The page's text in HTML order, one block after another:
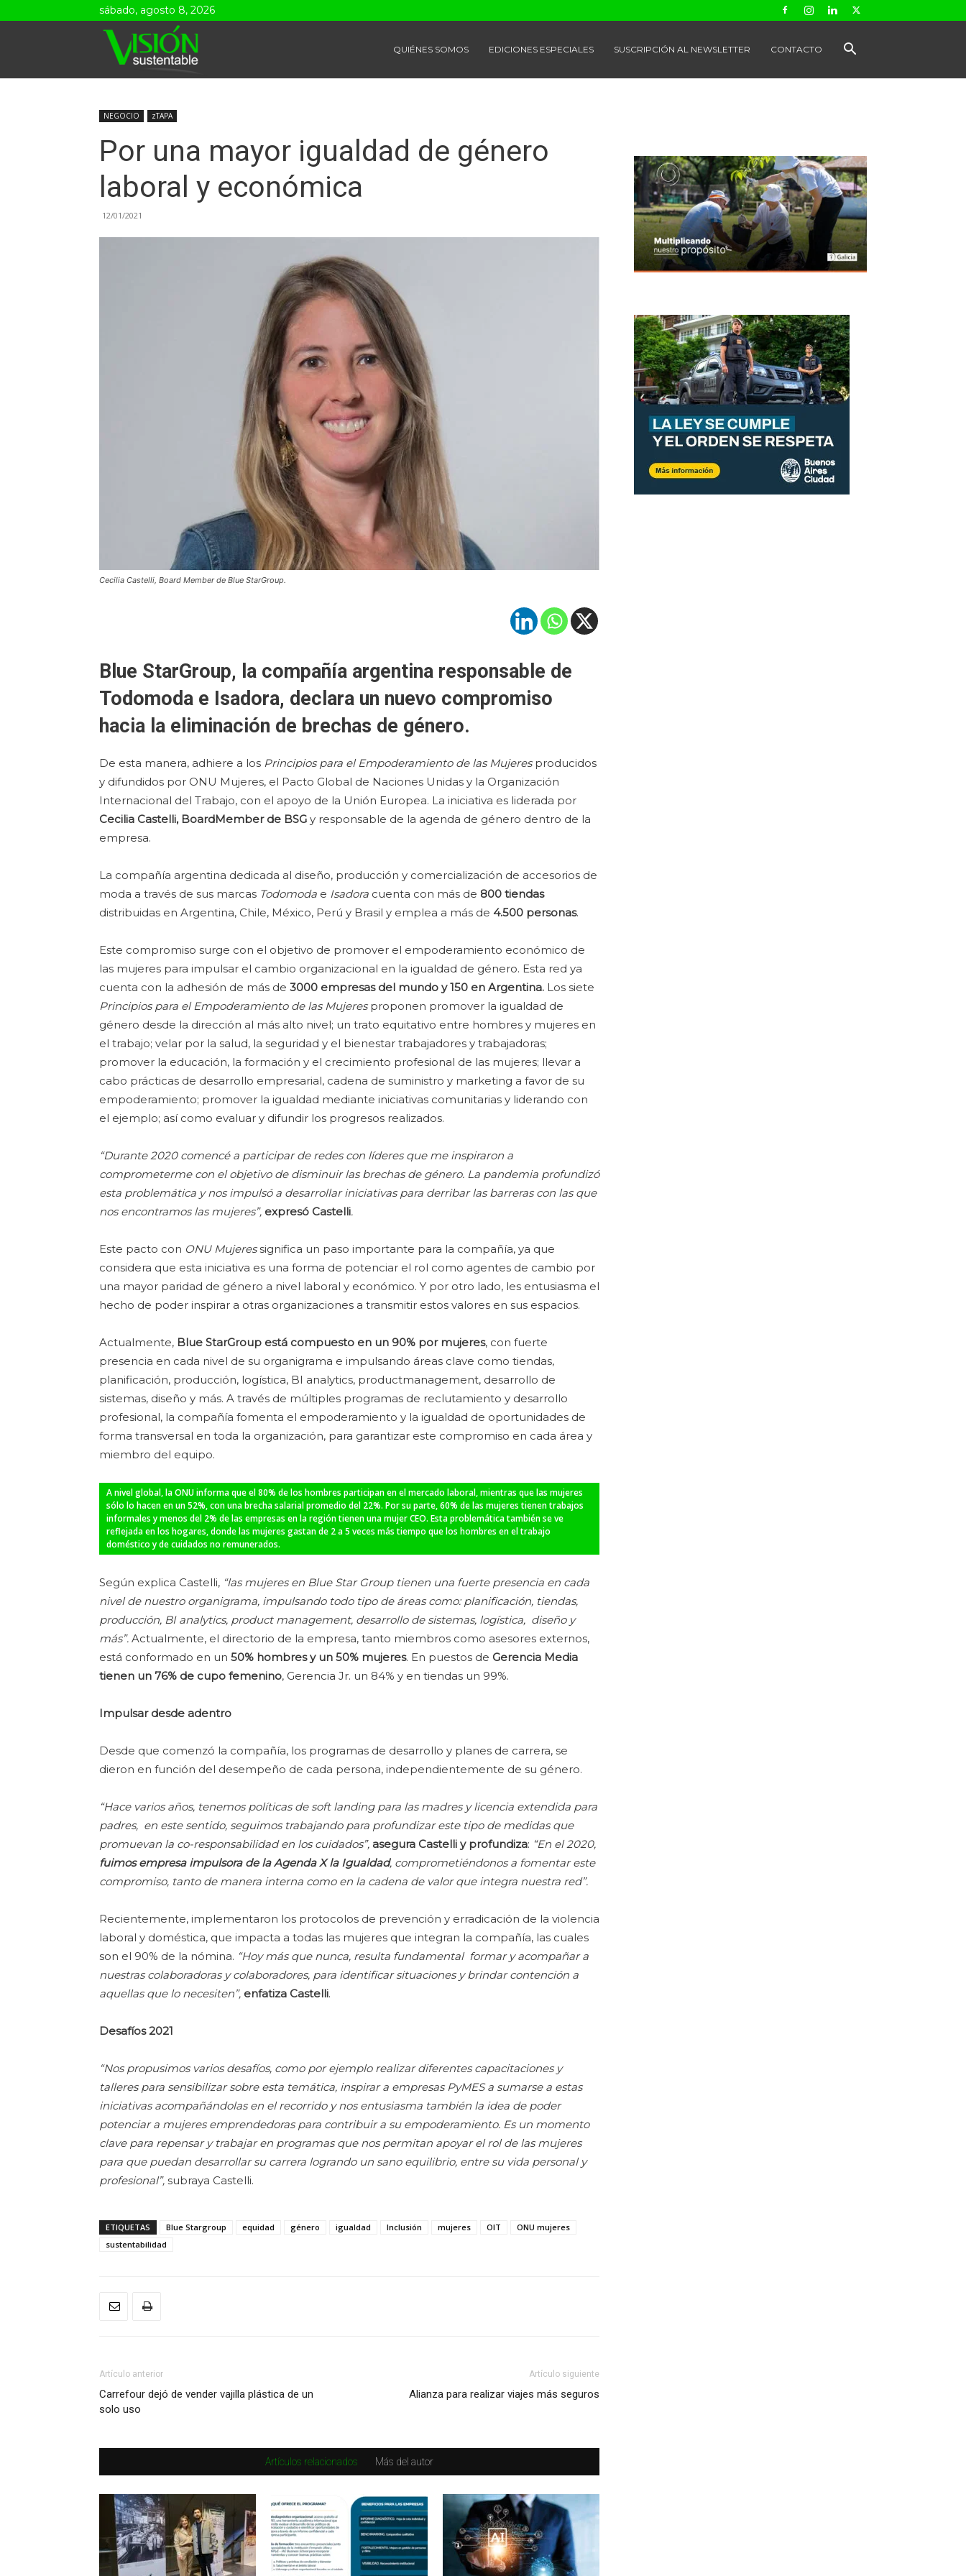
sábado, agosto 8, 2026
QUIÉNES SOMOS EDICIONES ESPECIALES SUSCRIPCIÓN AL NEWSLETTER CONTACTO
NEGOCIO zTAPA
Por una mayor igualdad de género
laboral y económica
12/01/2021
Cecilia Castelli, Board Member de Blue StarGroup.
Blue StarGroup, la compañía argentina responsable de
Todomoda e Isadora, declara un nuevo compromiso
hacia la eliminación de brechas de género.
De esta manera, adhiere a los Principios para el Empoderamiento de las Mujeresproducidos
y difundidos por ONU Mujeres, el Pacto Global de Naciones Unidas y la Organización
Internacional del Trabajo, con el apoyo de la Unión Europea. La iniciativa es liderada por
Cecilia Castelli, BoardMember de BSG y responsable de la agenda de género dentro de la
empresa.
La compañía argentina dedicada al diseño, producción y comercialización de accesorios de
moda a través de sus marcas Todomoda e Isadora cuenta con más de 800 tiendas
distribuidas en Argentina, Chile, México, Perú y Brasil y emplea a más de 4.500 personas.
Este compromiso surge con el objetivo de promover el empoderamiento económico de
las mujeres para impulsar el cambio organizacional en la igualdad de género. Esta red ya
cuenta con la adhesión de más de 3000 empresas del mundo y 150 en Argentina. Los siete
Principios para el Empoderamiento de las Mujeresproponen promover la igualdad de
género desde la dirección al más alto nivel; un trato equitativo entre hombres y mujeres en
el trabajo; velar por la salud, la seguridad y el bienestar trabajadores y trabajadoras;
promover la educación, la formación y el crecimiento profesional de las mujeres; llevar a
cabo prácticas de desarrollo empresarial, cadena de suministro y marketing a favor de su
empoderamiento; promover la igualdad mediante iniciativas comunitarias y liderando con
el ejemplo; así como evaluar y difundir los progresos realizados.
“Durante 2020 comencé a participar de redes con líderes que me inspiraron a
comprometerme con el objetivo de disminuir las brechas de género. La pandemia profundizó
esta problemática y nos impulsó a desarrollar iniciativas para derribar las barreras con las que
nos encontramos las mujeres”, expresó Castelli.
Este pacto con ONU Mujeressignifica un paso importante para la compañía, ya que
considera que esta iniciativa es una forma de potenciar el rol como agentes de cambio por
una mayor paridad de género a nivel laboral y económico. Y por otro lado, les entusiasma el
hecho de poder inspirar a otras organizaciones a transmitir estos valores en sus espacios.
Actualmente, Blue StarGroup está compuesto en un 90% por mujeres, con fuerte
presencia en cada nivel de su organigrama e impulsando áreas clave como tiendas,
planificación, producción, logística, BI analytics, productmanagement, desarrollo de
sistemas, diseño y más. A través de múltiples programas de reclutamiento y desarrollo
profesional, la compañía fomenta el empoderamiento y la igualdad de oportunidades de
forma transversal en toda la organización, para garantizar este compromiso en cada área y
miembro del equipo.
A nivel global, la ONU informa que el 80% de los hombres participan en el mercado laboral, mientras que las mujeres
sólo lo hacen en un 52%, con una brecha salarial promedio del 22%. Por su parte, 60% de las mujeres tienen trabajos
informales y menos del 2% de las empresas en la región tienen una mujer CEO. Esta problemática también se ve
reflejada en los hogares, donde las mujeres gastan de 2 a 5 veces más tiempo que los hombres en el trabajo
doméstico y de cuidados no remunerados.
Según explica Castelli, “las mujeres en Blue Star Group tienen una fuerte presencia en cada
nivel de nuestro organigrama, impulsando todo tipo de áreas como: planificación, tiendas,
producción, BI analytics, product management, desarrollo de sistemas, logística, diseño y
más”. Actualmente, el directorio de la empresa, tanto miembros como asesores externos,
está conformado en un 50% hombres y un 50% mujeres. En puestos de Gerencia Media
tienen un 76% de cupo femenino, Gerencia Jr. un 84% y en tiendas un 99%.
Impulsar desde adentro
Desde que comenzó la compañía, los programas de desarrollo y planes de carrera, se
dieron en función del desempeño de cada persona, independientemente de su género.
“Hace varios años, tenemos políticas de soft landing para las madres y licencia extendida para
padres, en este sentido, seguimos trabajando para profundizar este tipo de medidas que
promuevan la co-responsabilidad en los cuidados”, asegura Castelli y profundiza: “En el 2020,
fuimos empresa impulsora de la Agenda X la Igualdad, comprometiéndonos a fomentar este
compromiso, tanto de manera interna como en la cadena de valor que integra nuestra red”.
Recientemente, implementaron los protocolos de prevención y erradicación de la violencia
laboral y doméstica, que impacta a todas las mujeres que integran la compañía, las cuales
son el 90% de la nómina. “Hoy más que nunca, resulta fundamental formar y acompañar a
nuestras colaboradoras y colaboradores, para identificar situaciones y brindar contención a
aquellas que lo necesiten”, enfatiza Castelli.
Desafíos 2021
“Nos propusimos varios desafíos, como por ejemplo realizar diferentes capacitaciones y
talleres para sensibilizar sobre esta temática, inspirar a empresas PyMES a sumarse a estas
iniciativas acompañándolas en el recorrido y nos entusiasma también la idea de poder
potenciar a mujeres emprendedoras para contribuir a su empoderamiento. Es un momento
clave para repensar y trabajar en programas que nos permitan apoyar el rol de las mujeres
para que puedan desarrollar su carrera logrando un sano equilibrio, entre su vida personal y
profesional”, subraya Castelli.
ETIQUETAS Blue Stargroup equidad género igualdad Inclusión mujeres OIT
ONU mujeres
sustentabilidad
Artículo anterior
Carrefour dejó de vender vajilla plástica de un
solo uso
Artículo siguiente
Alianza para realizar viajes más seguros
Artículos relacionados Más del autor